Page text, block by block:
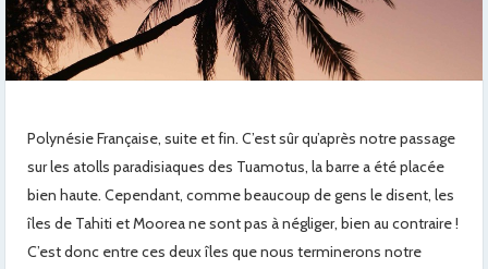
Polynésie Française, suite et fin. C’est sûr qu’après notre passage
sur les atolls paradisiaques des Tuamotus, la barre a été placée
bien haute. Cependant, comme beaucoup de gens le disent, les
îles de Tahiti et Moorea ne sont pas à négliger, bien au contraire !
C’est donc entre ces deux îles que nous terminerons notre